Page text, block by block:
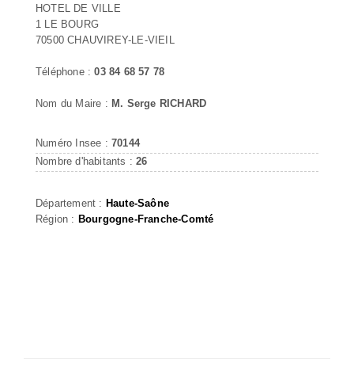
HOTEL DE VILLE
1 LE BOURG
70500 CHAUVIREY-LE-VIEIL
Téléphone :03 84 68 57 78
Nom du Maire : M. Serge RICHARD
Numéro Insee : 70144
Nombre d'habitants :26
Département : Haute-Saône
Région : Bourgogne-Franche-Comté